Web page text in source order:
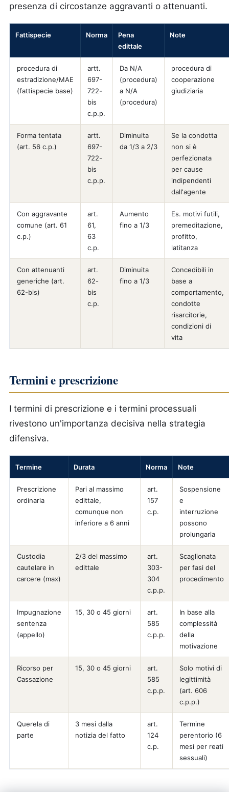
presenza di circostanze aggravanti o attenuanti.
Fattispecie Norma
Pena
edittale
Note
procedura di
estradizione/MAE
(fattispecie base)
artt.
697-
722-
bis
c.p.p.
Da N/A
(procedura)
a N/A
(procedura)
procedura di
cooperazione
giudiziaria
Forma tentata
(art. 56 c.p.)
artt.
697-
722-
bis
c.p.p.
Diminuita
da 1/3 a 2/3
Se la condotta
non si è
perfezionata
per cause
indipendenti
dall'agente
Con aggravante
comune (art. 61
c.p.)
art.
61,
63
c.p.
Aumento
fino a 1/3
Es. motivi futili,
premeditazione,
profitto,
latitanza
Con attenuanti
generiche (art.
62-bis)
art.
62-
bis
c.p.
Diminuita
fino a 1/3
Concedibili in
base a
comportamento,
condotte
risarcitorie,
condizioni di
vita
Termini e prescrizione
I termini di prescrizione e i termini processuali
rivestono un'importanza decisiva nella strategia
difensiva.
Termine Durata Norma Note
Prescrizione
ordinaria
Pari al massimo
edittale,
comunque non
inferiore a 6 anni
art.
157
c.p.
Sospensione
e
interruzione
possono
prolungarla
Custodia
cautelare in
carcere (max)
2/3 del massimo
edittale
art.
303-
304
c.p.p.
Scaglionata
per fasi del
procedimento
Impugnazione
sentenza
(appello)
15, 30 o 45 giorni
art.
585
c.p.p.
In base alla
complessità
della
motivazione
Ricorso per
Cassazione
15, 30 o 45 giorni
art.
585
c.p.p.
Solo motivi di
legittimità
(art. 606
c.p.p.)
Querela di
parte
3 mesi dalla
notizia del fatto
art.
124
c.p.
Termine
perentorio (6
mesi per reati
sessuali)